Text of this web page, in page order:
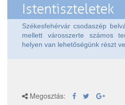
Istentiszteletek
Székesfehérvár csodaszép
mellett városszerte számos
helyen van lehetőségünk részt
Megosztás: